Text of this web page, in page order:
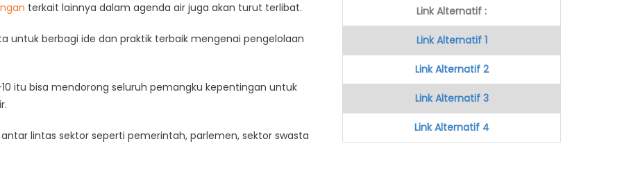
terkait lainnya dalam agenda air juga akan turut terlibat.
untuk berbagi ide dan praktik terbaik mengenai pengelolaan
itu bisa mendorong seluruh pemangku kepentingan untuk
lintas sektor seperti pemerintah, parlemen, sektor swasta
Link Alternatif :
Link Alternatif 1
Link Alternatif 2
Link Alternatif 3
Link Alternatif 4